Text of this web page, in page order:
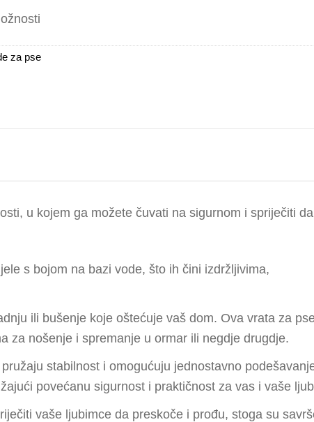
za pse
u kojem ga možete čuvati na sigurnom i spriječiti
s bojom na bazi vode, što ih čini izdržljivima,
ili bušenje koje oštećuje vaš dom. Ova vrata za
za nošenje i spremanje u ormar ili negdje drugdje.
stabilnost i omogućuju jednostavno
povećanu sigurnost i praktičnost za vas i vaše
vaše ljubimce da preskoče i prođu, stoga su